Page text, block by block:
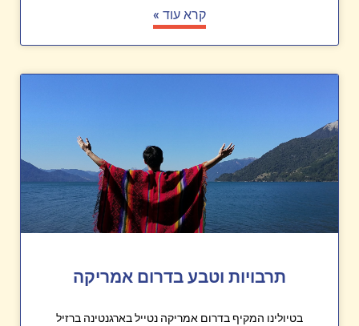
קרא עוד »
תרבויות וטבע בדרום אמריקה
בטיולינו המקיף בדרום אמריקה נטייל בארגנטינה ברזיל